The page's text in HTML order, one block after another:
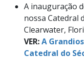
A inauguração
nossa Catedral
Clearwater,
VER:A
Catedral do